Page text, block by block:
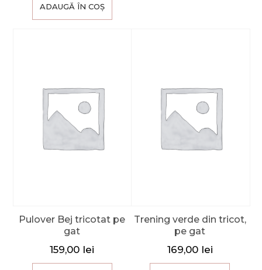
ADAUGĂ ÎN COȘ
Pulover Bej tricotat pe
gat
159,00 lei
Trening verde din tricot,
pe gat
169,00 lei